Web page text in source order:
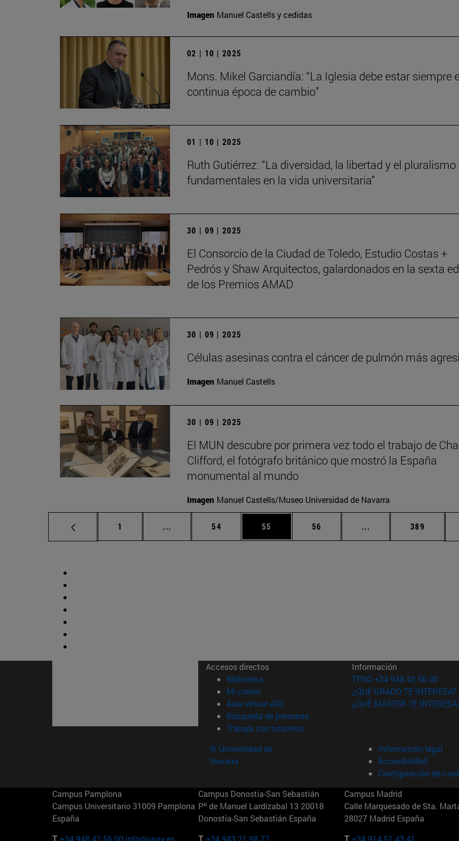
Imagen Manuel Castells y cedidas
02 | 10 | 2025
Mons. Mikel Garciandía: “La Iglesia debe estar siempre
continua época de cambio”
01 | 10 | 2025
Ruth Gutiérrez: “La diversidad, la libertad y el
fundamentales en la vida universitaria”
30 | 09 | 2025
El Consorcio de la Ciudad de Toledo, Estudio Costas +
Pedrós y Shaw Arquitectos, galardonados en la sexta
de los Premios AMAD
30 | 09 | 2025
Células asesinas contra el cáncer de pulmón más
Imagen Manuel Castells
30 | 09 | 2025
El MUN descubre por primera vez todo el trabajo de
Clifford, el fotógrafo británico que mostró la España
monumental al mundo
Imagen Manuel Castells/Museo Universidad de Navarra
Página
1 ... Páginas intermedias Use TAB para desplazarse.
Página
54 Página
55 Página
56 ... Páginas intermedias
Página
389
Accesos directos
Biblioteca (abre en nueva ventana)
Mi correo(abre en nueva ventana)
Aula virtual ADI (abre en nueva ventana)
Búsqueda de personas(abre en nueva ventana)
Trabaja con nosotros(abre en nueva ventana)
Información
TFNO +34 948 42 56 00
¿QUÉ GRADO TE INTERESA?
¿QUÉ MÁSTER TE
© Universidad de
Navarra
Información legal
Accesibilidad
Configuración de
Campus Pamplona
Campus Universitario 31009 Pamplona
España
T. +34 948 42 56 00 info@unav.es
Campus Donostia-San Sebastián
Pº de Manuel Lardizabal 13 20018
Donostia-San Sebastián España
T. +34 943 21 98 77
Campus Madrid
Calle Marquesado de Sta.
28027 Madrid España
T. +34 914 51 43 41